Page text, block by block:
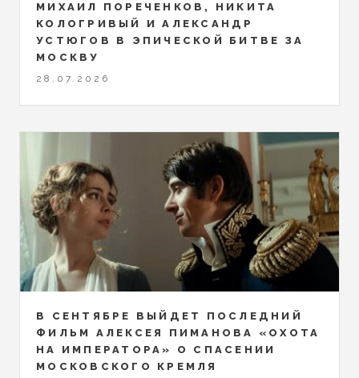
МИХАИЛ ПОРЕЧЕНКОВ, НИКИТА
КОЛОГРИВЫЙ И АЛЕКСАНДР
УСТЮГОВ В ЭПИЧЕСКОЙ БИТВЕ ЗА
МОСКВУ
28.07.2026
В СЕНТЯБРЕ ВЫЙДЕТ ПОСЛЕДНИЙ
ФИЛЬМ АЛЕКСЕЯ ПИМАНОВА «ОХОТА
НА ИМПЕРАТОРА» О СПАСЕНИИ
МОСКОВСКОГО КРЕМЛЯ